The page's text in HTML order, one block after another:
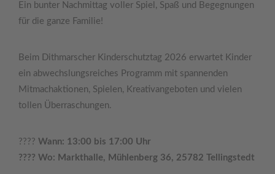
Ein bunter Nachmittag voller Spiel, Spaß und Begegnungen
für die ganze Familie!
Beim Dithmarscher Kinderschutztag 2026 erwartet Kinder
ein abwechslungsreiches Programm mit spannenden
Mitmachaktionen, Spielen, Kreativangeboten und vielen
tollen Überraschungen.
???? Wann: 13:00 bis 17:00 Uhr
???? Wo: Markthalle, Mühlenberg 36, 25782 Tellingstedt